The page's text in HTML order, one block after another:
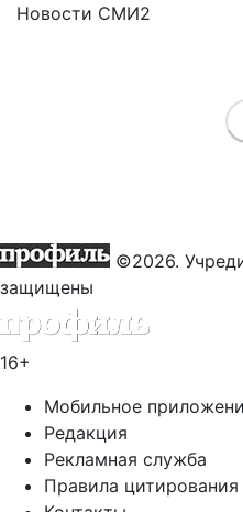
Новости СМИ2
©2026.
защищены
16+
Мобильное
Редакция
Рекламная служба
Правила цитирования